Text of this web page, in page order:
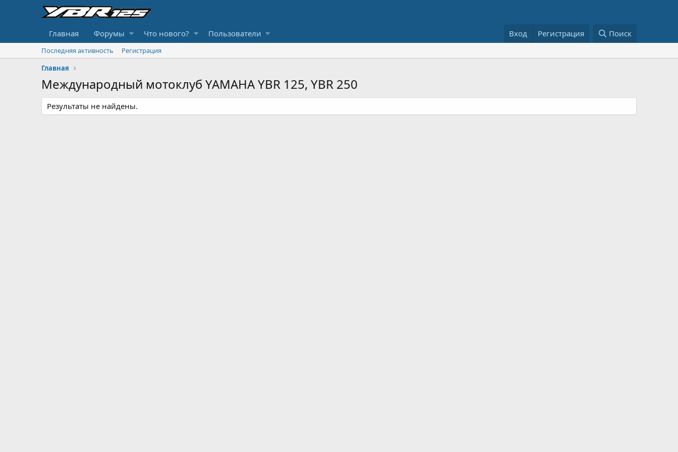
Главная Форумы Что нового? Пользователи Вход Регистрация Поиск
Последняя активность
Регистрация
Главная
Международный мотоклуб YAMAHA YBR 125, YBR 250
Результаты не найдены.